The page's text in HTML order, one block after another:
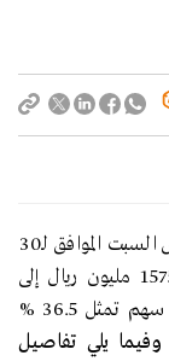
في اجتماعه أمس السبت الموافق لـ30
يناير 2021، بتخفيض رأس المال الشركة من 1575 مليون ريال إلى
1000 مليون ريال عن طريق إلغاء 57.5 مليون سهم تمثل 36.5 %
وفيما يلي تفاصيل